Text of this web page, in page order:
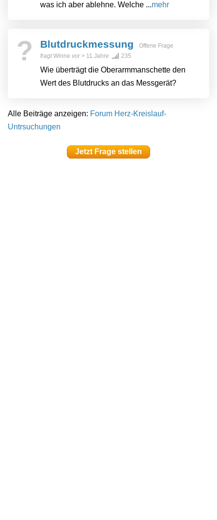
was ich aber ablehne. Welche ...mehr
? Blutdruckmessung
Offene Frage
fragtWinne vor> 11 Jahre 235
Wie überträgt die Oberarmmanschette den
Wert des Blutdrucks an das Messgerät?
Alle Beiträge anzeigen: Forum Herz-Kreislauf-
Untrsuchungen
Jetzt Frage stellen